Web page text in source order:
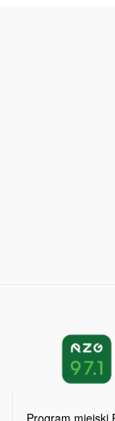
Program miejski